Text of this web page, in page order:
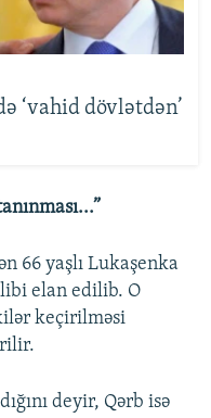
‘vahid dövlətdən’
66 yaşlı Lukaşenka
elan edilib. O
keçirilməsi
deyir, Qərb isə